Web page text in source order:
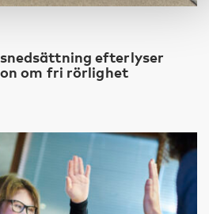
efterlyser
om fri rörlighet